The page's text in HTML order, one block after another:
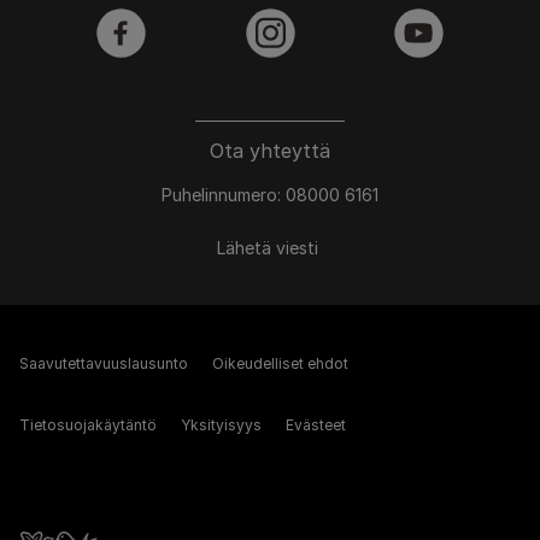
Ota yhteyttä
Puhelinnumero: 08000 6161
Lähetä viesti
facebook instagram youtube
Saavutettavuuslausunto Oikeudelliset ehdot
Tietosuojakäytäntö Yksityisyys Evästeet